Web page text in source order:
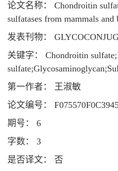
论文名称： Chondroitin
sulfatases from mammals and
发表刊物：
关键字： Chondroitin
第一作者： 王淑敏
论文编号：
期号： 6
字数： 3
是否译文： 否